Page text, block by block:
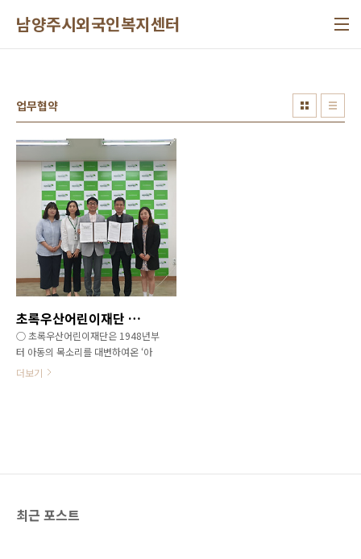
남양주시외국인복지센터
업무협약
초록우산어린이재단 경기지역본부와 업무협약 체결
○ 초록우산어린이재단은 1948년부
터 아동의 목소리를 대변하여온 ‘아
동옹호대표기관’으로 1950년 6.25
장 이영균)와 함께 이주아동 의료비
더보기
최근 포스트